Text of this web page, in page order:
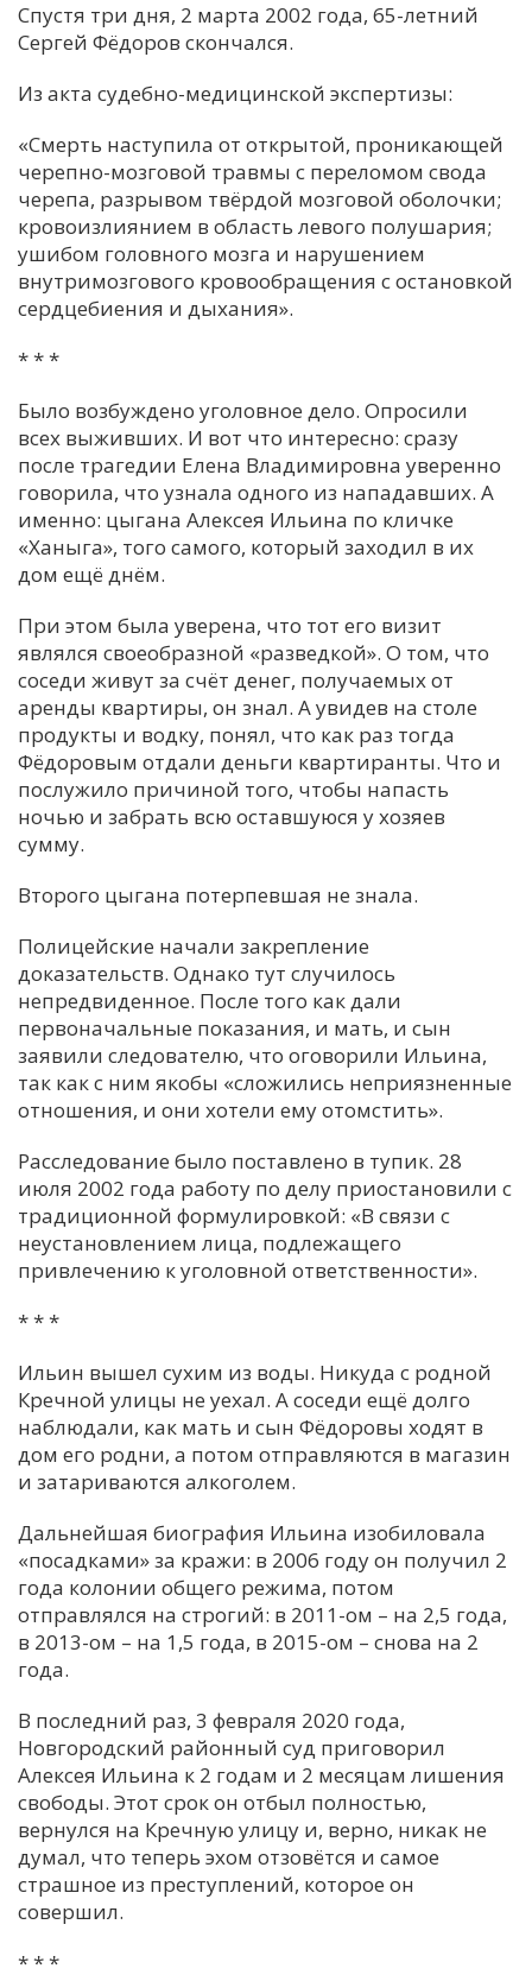
Спустя три дня, 2 марта 2002 года, 65-летний
Сергей Фёдоров скончался.
Из акта судебно-медицинской экспертизы:
«Смерть наступила от открытой, проникающей
черепно-мозговой травмы с переломом свода
черепа, разрывом твёрдой мозговой оболочки;
кровоизлиянием в область левого полушария;
ушибом головного мозга и нарушением
внутримозгового кровообращения с остановкой
сердцебиения и дыхания».
* * *
Было возбуждено уголовное дело. Опросили
всех выживших. И вот что интересно: сразу
после трагедии Елена Владимировна уверенно
говорила, что узнала одного из нападавших. А
именно: цыгана Алексея Ильина по кличке
«Ханыга», того самого, который заходил в их
дом ещё днём.
При этом была уверена, что тот его визит
являлся своеобразной «разведкой». О том, что
соседи живут за счёт денег, получаемых от
аренды квартиры, он знал. А увидев на столе
продукты и водку, понял, что как раз тогда
Фёдоровым отдали деньги квартиранты. Что и
послужило причиной того, чтобы напасть
ночью и забрать всю оставшуюся у хозяев
сумму.
Второго цыгана потерпевшая не знала.
Полицейские начали закрепление
доказательств. Однако тут случилось
непредвиденное. После того как дали
первоначальные показания, и мать, и сын
заявили следователю, что оговорили Ильина,
так как с ним якобы «сложились неприязненные
отношения, и они хотели ему отомстить».
Расследование было поставлено в тупик. 28
июля 2002 года работу по делу приостановили с
традиционной формулировкой: «В связи с
неустановлением лица, подлежащего
привлечению к уголовной ответственности».
* * *
Ильин вышел сухим из воды. Никуда с родной
Кречной улицы не уехал. А соседи ещё долго
наблюдали, как мать и сын Фёдоровы ходят в
дом его родни, а потом отправляются в магазин
и затариваются алкоголем.
Дальнейшая биография Ильина изобиловала
«посадками» за кражи: в 2006 году он получил 2
года колонии общего режима, потом
отправлялся на строгий: в 2011-ом – на 2,5 года,
в 2013-ом – на 1,5 года, в 2015-ом – снова на 2
года.
В последний раз, 3 февраля 2020 года,
Новгородский районный суд приговорил
Алексея Ильина к 2 годам и 2 месяцам лишения
свободы. Этот срок он отбыл полностью,
вернулся на Кречную улицу и, верно, никак не
думал, что теперь эхом отзовётся и самое
страшное из преступлений, которое он
совершил.
* * *